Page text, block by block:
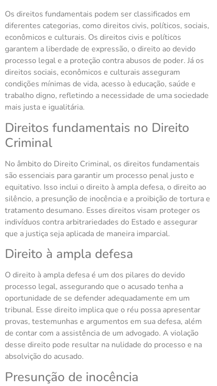
Os direitos fundamentais podem ser classificados em
diferentes categorias, como direitos civis, políticos, sociais,
econômicos e culturais. Os direitos civis e políticos
garantem a liberdade de expressão, o direito ao devido
processo legal e a proteção contra abusos de poder. Já os
direitos sociais, econômicos e culturais asseguram
condições mínimas de vida, acesso à educação, saúde e
trabalho digno, refletindo a necessidade de uma sociedade
mais justa e igualitária.
Direitos fundamentais no Direito
Criminal
No âmbito do Direito Criminal, os direitos fundamentais
são essenciais para garantir um processo penal justo e
equitativo. Isso inclui o direito à ampla defesa, o direito ao
silêncio, a presunção de inocência e a proibição de tortura e
tratamento desumano. Esses direitos visam proteger os
indivíduos contra arbitrariedades do Estado e assegurar
que a justiça seja aplicada de maneira imparcial.
Direito à ampla defesa
O direito à ampla defesa é um dos pilares do devido
processo legal, assegurando que o acusado tenha a
oportunidade de se defender adequadamente em um
tribunal. Esse direito implica que o réu possa apresentar
provas, testemunhas e argumentos em sua defesa, além
de contar com a assistência de um advogado. A violação
desse direito pode resultar na nulidade do processo e na
absolvição do acusado.
Presunção de inocência